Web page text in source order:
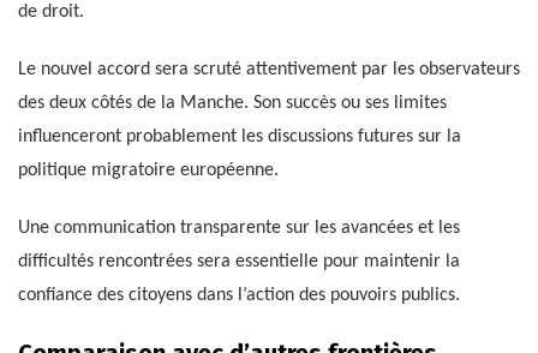
de droit.
Le nouvel accord sera scruté attentivement par les observateurs
des deux côtés de la Manche. Son succès ou ses limites
influenceront probablement les discussions futures sur la
politique migratoire européenne.
Une communication transparente sur les avancées et les
difficultés rencontrées sera essentielle pour maintenir la
confiance des citoyens dans l’action des pouvoirs publics.